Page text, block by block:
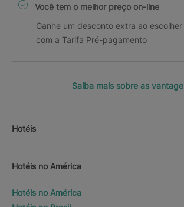
Você tem o melhor preço on-line
Ganhe um desconto extra ao
com a Tarifa Pré-pagamento
Saiba mais sobre as
Hotéis
Hotéis no América
Hotéis no América